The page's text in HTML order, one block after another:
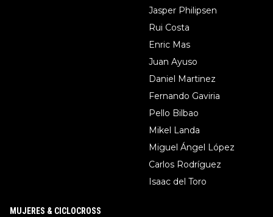
Jasper Philipsen
Rui Costa
Enric Mas
Juan Ayuso
Daniel Martinez
Fernando Gaviria
Pello Bilbao
Mikel Landa
Miguel Ángel López
Carlos Rodríguez
Isaac del Toro
MUJERES & CICLOCROSS